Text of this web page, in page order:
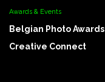
Awards & Events
Belgian Photo Awards
Creative Connect